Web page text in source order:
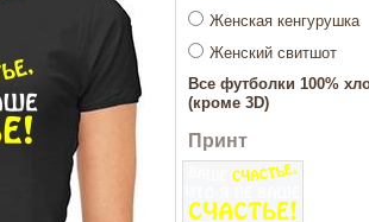
Женская кенгурушка
Женский свитшот
Все футболки 100%
(кроме 3D)
Принт